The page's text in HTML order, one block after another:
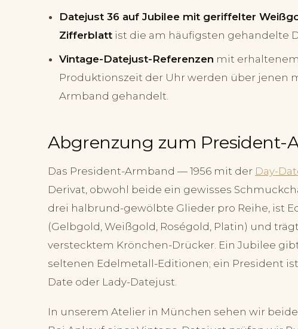
Datejust 36 auf Jubilee mit geriffelter
Zifferblatt ist die am häufigsten gehandelte
Vintage-Datejust-Referenzen mit
Produktionszeit der Uhr werden über jenen
Armband gehandelt.
Abgrenzung zum President-
Das President-Armband — 1956 mit der Day-
Derivat, obwohl beide ein gewisses
drei halbrund-gewölbte Glieder pro Reihe, ist
(Gelbgold, Weißgold, Roségold, Platin) und
verstecktem Krönchen-Drücker. Ein Jubilee
seltenen Edelmetall-Editionen; ein President
Date oder Lady-Datejust.
In unserem Atelier in München sehen wir